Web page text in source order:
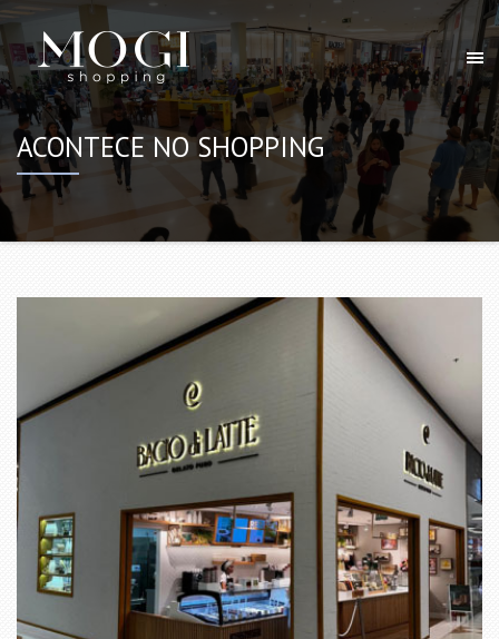
ACONTECE NO SHOPPING